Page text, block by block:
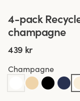
4-pack
champagne
439 kr
Champagne